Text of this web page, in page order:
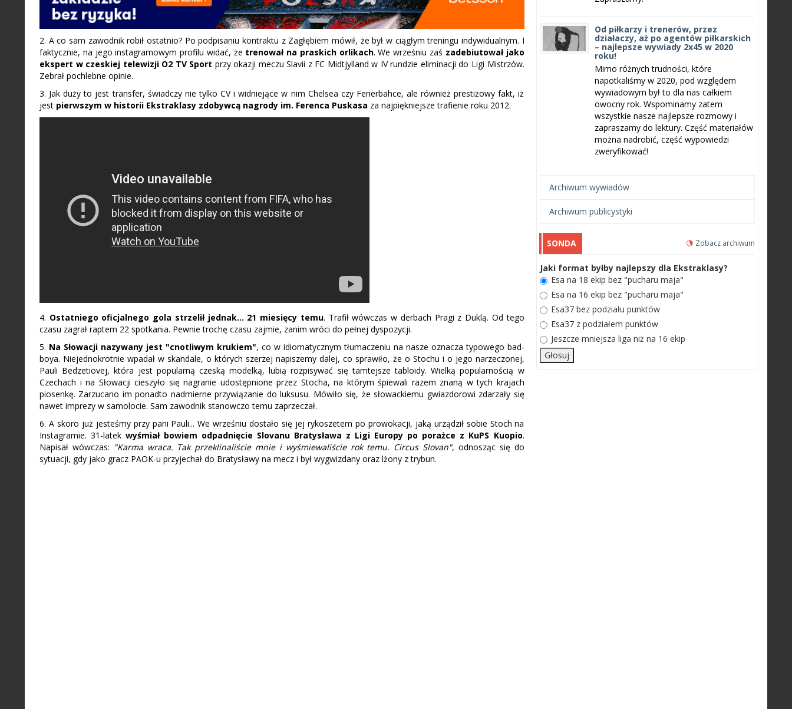
2. A co sam zawodnik robił ostatnio? Po podpisaniu kontraktu z Zagłębiem mówił, że był w ciągłym treningu indywidualnym. I
faktycznie, na jego instagramowym profilu widać, że trenował na praskich orlikach. We wrześniu zaś zadebiutował jako
ekspert w czeskiej telewizji O2 TV Sport przy okazji meczu Slavii z FC Midtjylland w IV rundzie eliminacji do Ligi Mistrzów.
Zebrał pochlebne opinie.
3. Jak duży to jest transfer, świadczy nie tylko CV i widniejące w nim Chelsea czy Fenerbahce, ale również prestiżowy fakt, iż
jest pierwszym w historii Ekstraklasy zdobywcą nagrody im. Ferenca Puskasa za najpiękniejsze trafienie roku 2012.
4. Ostatniego oficjalnego gola strzelił jednak... 21 miesięcy temu. Trafił wówczas w derbach Pragi z Duklą. Od tego
czasu zagrał raptem 22 spotkania. Pewnie trochę czasu zajmie, zanim wróci do pełnej dyspozycji.
5. Na Słowacji nazywany jest "cnotliwym krukiem", co w idiomatycznym tłumaczeniu na nasze oznacza typowego bad-
boya. Niejednokrotnie wpadał w skandale, o których szerzej napiszemy dalej, co sprawiło, że o Stochu i o jego narzeczonej,
Pauli Bedzetiovej, która jest popularną czeską modelką, lubią rozpisywać się tamtejsze tabloidy. Wielką popularnością w
Czechach i na Słowacji cieszyło się nagranie udostępnione przez Stocha, na którym śpiewali razem znaną w tych krajach
piosenkę. Zarzucano im ponadto nadmierne przywiązanie do luksusu. Mówiło się, że słowackiemu gwiazdorowi zdarzały się
nawet imprezy w samolocie. Sam zawodnik stanowczo temu zaprzeczał.
6. A skoro już jesteśmy przy pani Pauli... We wrześniu dostało się jej rykoszetem po prowokacji, jaką urządził sobie Stoch na
Instagramie. 31-latekwyśmiał bowiem odpadnięcie Slovanu Bratysława z Ligi Europy po porażce z KuPS Kuopio.
Napisał wówczas: "Karma wraca. Tak przeklinaliście mnie i wyśmiewaliście rok temu. Circus Slovan", odnosząc się do
sytuacji, gdy jako gracz PAOK-u przyjechał do Bratysławy na mecz i był wygwizdany oraz lżony z trybun.
Od piłkarzy i trenerów, przez
działaczy, aż po agentów piłkarskich
– najlepsze wywiady 2x45 w 2020
roku!
Mimo różnych trudności, które
napotkaliśmy w 2020, pod względem
wywiadowym był to dla nas całkiem
owocny rok. Wspominamy zatem
wszystkie nasze najlepsze rozmowy i
zapraszamy do lektury. Część materiałów
można nadrobić, część wypowiedzi
zweryfikować!
Archiwum wywiadów
Archiwum publicystyki
SONDA Zobacz archiwum
Jaki format byłby najlepszy dla Ekstraklasy?
Esa na 18 ekip bez "pucharu maja"
Esa na 16 ekip bez "pucharu maja"
Esa37 bez podziału punktów
Esa37 z podziałem punktów
Jeszcze mniejsza liga niż na 16 ekip